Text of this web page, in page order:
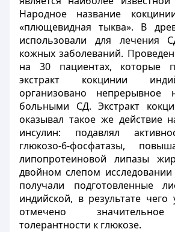
Народное название
«плющевидная тыква». В
использовали для лечения
кожных заболеваний.
на 30 пациентах, которые
экстракт кокцинии
организовано непрерывное
больными СД. Экстракт
оказывал такое же действие
инсулин: подавлял
глюкозо-6-фосфатазы,
липопротеиновой липазы
двойном слепом
получали подготовленные
индийской, в результате
отмечено
толерантности к глюкозе.